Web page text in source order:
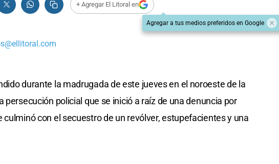
+ Agregar El Litoral en
Agregar a tus medios preferidos en Google
durante la madrugada de este jueves en el noroeste de la
persecución policial que se inició a raíz de una denuncia por
con el secuestro de un revólver, estupefacientes y una